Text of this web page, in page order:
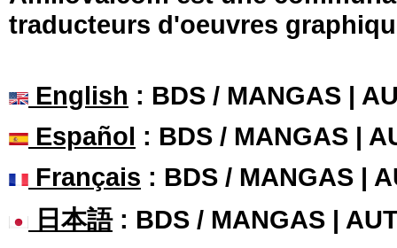
traducteurs d'oeuvres
English : BDS / MANGAS |
Español : BDS / MANGAS |
Français : BDS / MANGAS |
日本語: BDS / MANGAS |